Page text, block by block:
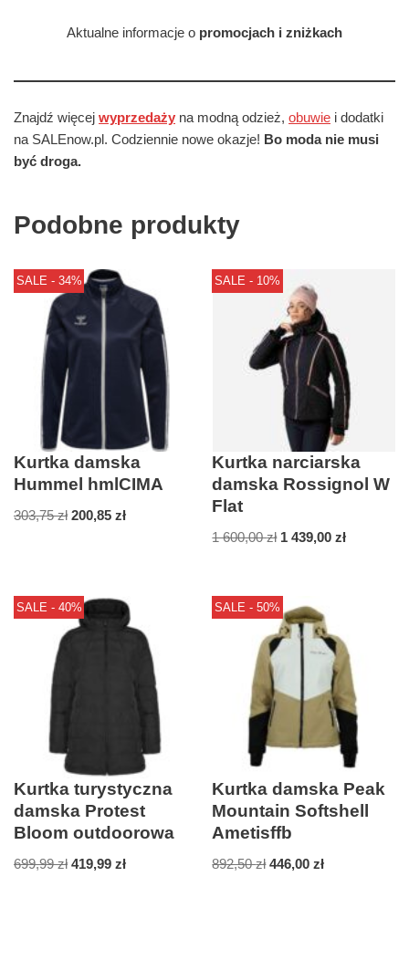
Aktualne informacje o promocjach i zniżkach
Znajdź więcej wyprzedaży na modną odzież, obuwie i dodatki
na SALEnow.pl. Codziennie nowe okazje! Bo moda nie musi
być droga.
Podobne produkty
SALE - 34%
Kurtka damska
Hummel hmlCIMA
303,75zł 200,85 zł
SALE - 10%
Kurtka narciarska
damska Rossignol W
Flat
1 600,00zł 1 439,00zł
SALE - 40%
Kurtka turystyczna
damska Protest
Bloom outdoorowa
699,99zł 419,99 zł
SALE - 50%
Kurtka damska Peak
Mountain Softshell
Ametisffb
892,50zł 446,00zł